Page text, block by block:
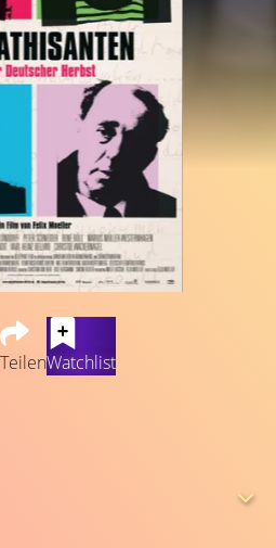
TeilenWatchlist
als Sympathisanten der Roten